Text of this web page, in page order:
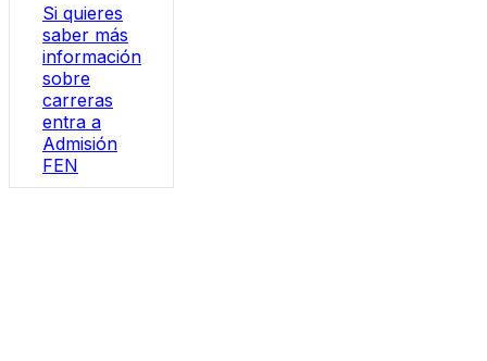
Si quieres
saber más
información
sobre
carreras
entra a
Admisión
FEN